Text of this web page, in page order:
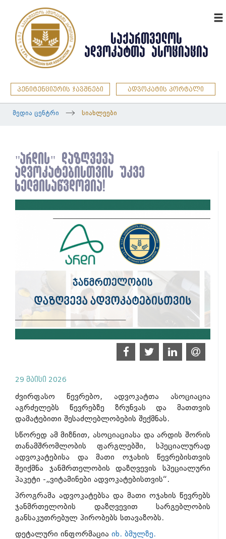
ᲡᲐᲥᲐᲠᲗᲕᲔᲚᲝᲡ
ᲐᲓᲕᲝᲙᲐᲢᲗᲐ ᲐᲡᲝᲪᲘᲐᲪᲘᲐ
პენიტენციურის ჯავშნები ადვოკატის პორტალი
მედია ცენტრი სიახლეები
"არდის" დაზღვევა
ადვოკატებისთვის უკვე
ხელმისაწვდომია!
29 მაისი 2026
ძვირფასო წევრებო, ადვოკატთა ასოციაცია
აგრძელებს წევრებზე ზრუნვას და მათთვის
დამატებითი შესაძლებლობების შექმნას.
სწორედ ამ მიზნით, ასოციაციასა და არდის შორის
თანამშრომლობის ფარგლებში, სპეციალურად
ადვოკატებისა და მათი ოჯახის წევრებისთვის
შეიქმნა ჯანმრთელობის დაზღვევის სპეციალური
პაკეტი -„ვიტამინები ადვოკატებისთვის“.
პროგრამა ადვოკატებსა და მათი ოჯახის წევრებს
ჯანმრთელობის დაზღვევით სარგებლობის
განსაკუთრებულ პირობებს სთავაზობს.
დეტალური ინფორმაცია იხ. ბმულზე.